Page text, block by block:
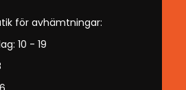
för avhämtningar:
10 - 19